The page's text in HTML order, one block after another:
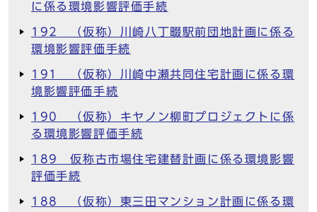
に係る環境影響評価手続
192 （仮称）川崎八丁畷駅前団地計画に係る
環境影響評価手続
191 （仮称）川崎中瀬共同住宅計画に係る環
境影響評価手続
190 （仮称）キヤノン柳町プロジェクトに係
る環境影響評価手続
189 仮称古市場住宅建替計画に係る環境影響
評価手続
188 （仮称）東三田マンション計画に係る環